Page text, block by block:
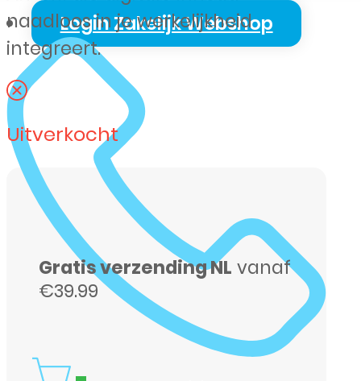
Login Zakelijk Webshop
naadloos in je werkelijkheid
integreert.
Uitverkocht
Gratis verzending NL vanaf
€39.99